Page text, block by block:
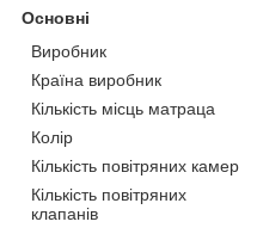
Основні
Виробник
Країна виробник
Кількість місць матраца
Колір
Кількість повітряних камер
Кількість повітряних
клапанів